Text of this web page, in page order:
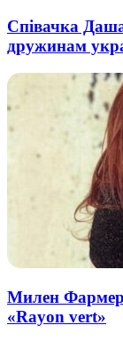
Співачка
дружинам
Милен Фармер
«Rayon vert»